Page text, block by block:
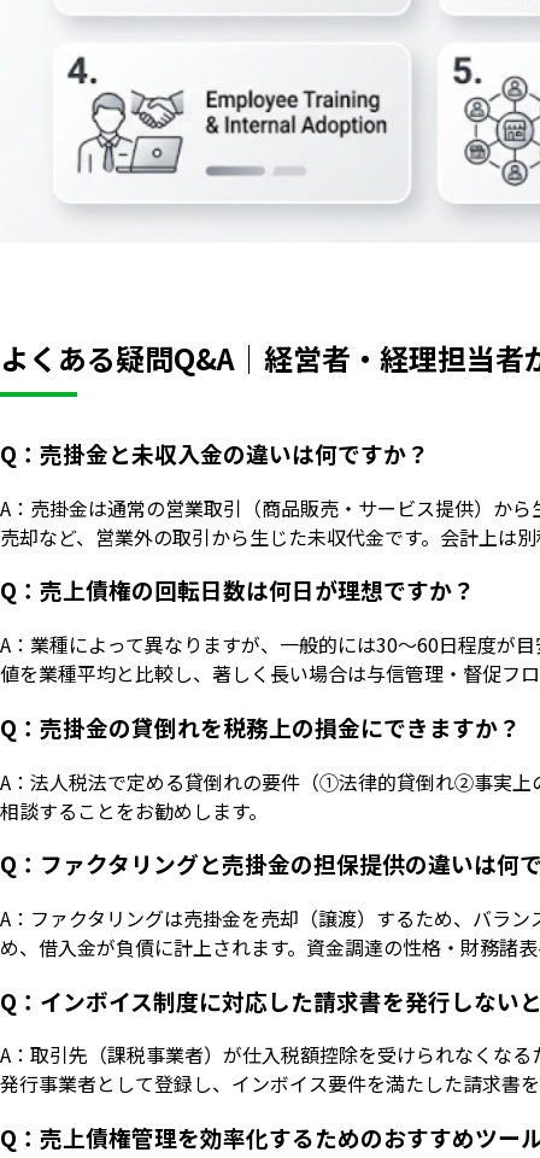
よくある疑問Q&A｜経営者・経理担当
Q：売掛金と未収入金の違いは何ですか？
A：売掛金は通常の営業取引（商品販売・サービス提供）か
売却など、営業外の取引から生じた未収代金です。会計上は
Q：売上債権の回転日数は何日が理想ですか？
A：業種によって異なりますが、一般的には30〜60日程度が
値を業種平均と比較し、著しく長い場合は与信管理・督促フ
Q：売掛金の貸倒れを税務上の損金にできますか？
A：法人税法で定める貸倒れの要件（①法律的貸倒れ②事実
相談することをお勧めします。
Q：ファクタリングと売掛金の担保提供の違いは何
A：ファクタリングは売掛金を売却（譲渡）するため、バラ
め、借入金が負債に計上されます。資金調達の性格・財務諸
Q：インボイス制度に対応した請求書を発行しない
A：取引先（課税事業者）が仕入税額控除を受けられなくな
発行事業者として登録し、インボイス要件を満たした請求書
Q：売上債権管理を効率化するためのおすすめツー